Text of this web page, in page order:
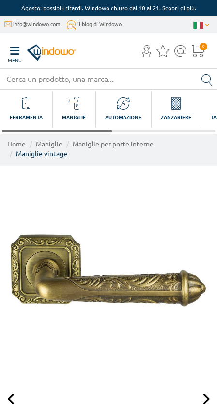
Agosto: possibili ritardi. Windowo chiuso dal 10 al 21. Scopri di più.
info@windowo.com Il blog di Windowo
MENU
0
FERRAMENTA MANIGLIE AUTOMAZIONE ZANZARIERE
Home Maniglie
Maniglie per porte interne
Maniglie vintage